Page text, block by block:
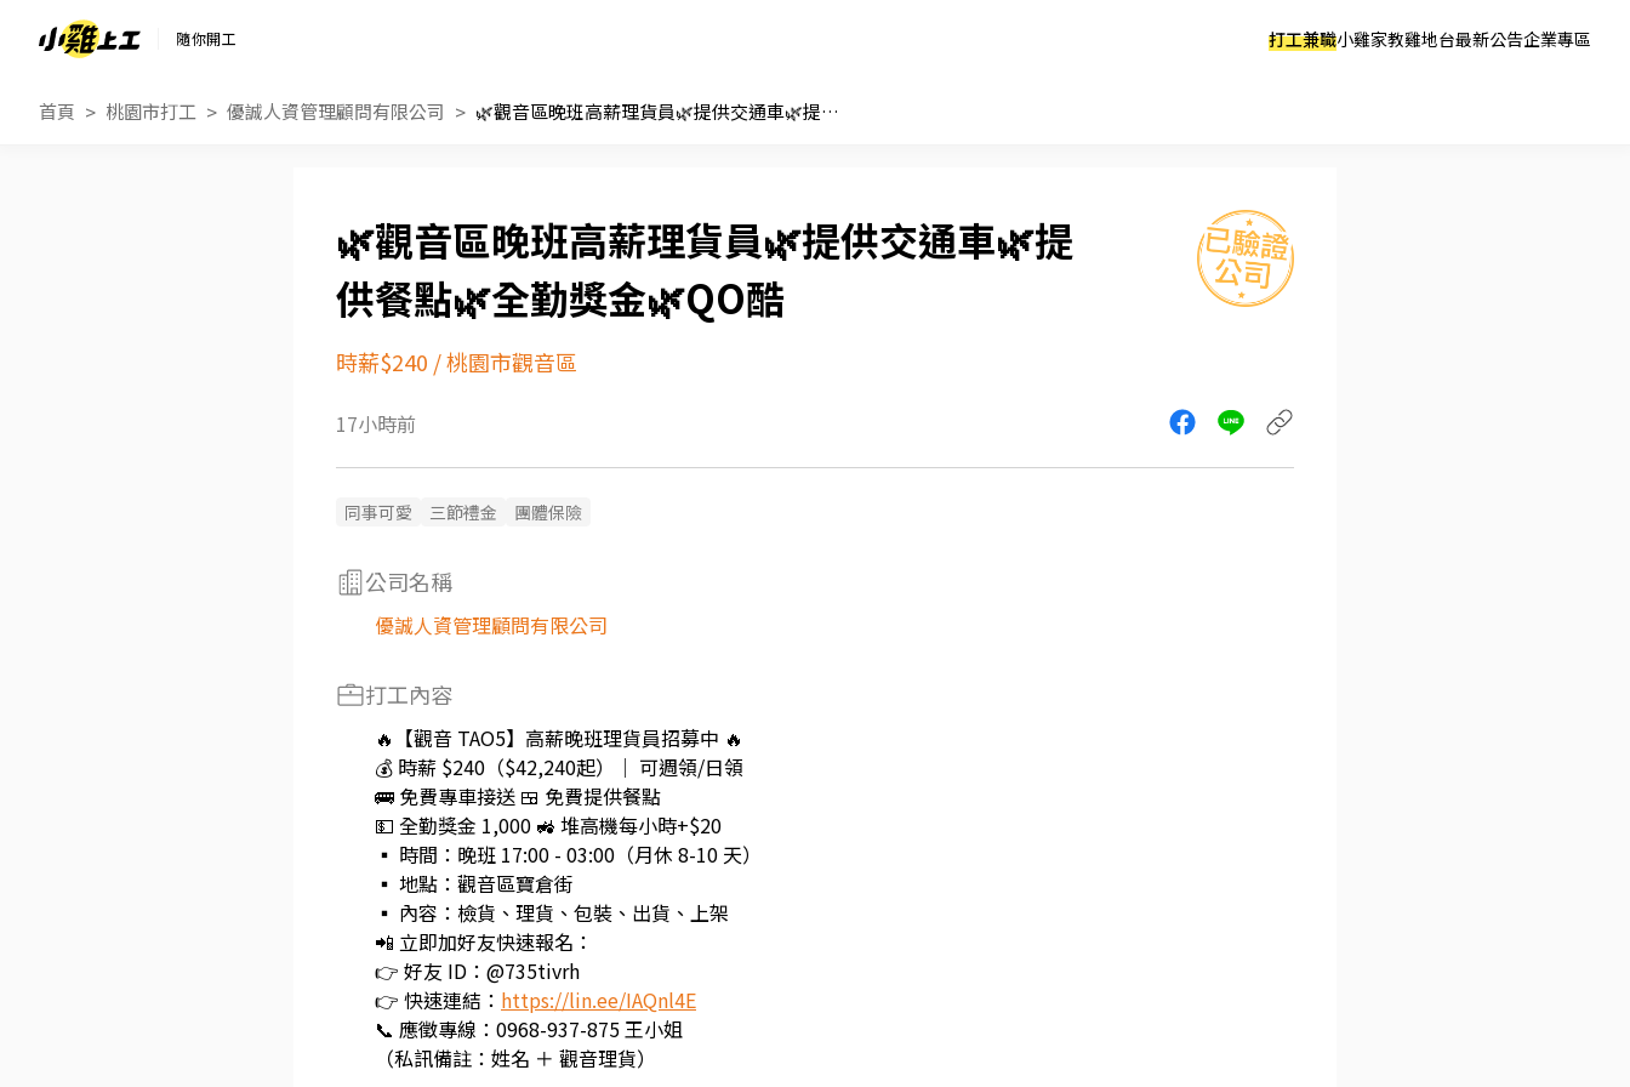
隨你開工 打工兼職小雞家教雞地台最新公告企業專區
首頁 桃園市打工 優誠人資管理顧問有限公司 🌿觀音區晚班高薪理貨員🌿提供交通車🌿提供餐點🌿全勤獎金🌿QO酷
🌿觀音區晚班高薪理貨員🌿提供交通車🌿提
供餐點🌿全勤獎金🌿QO酷
時薪$240 /桃園市觀音區
17小時前
同事可愛 三節禮金 團體保險
公司名稱
優誠人資管理顧問有限公司
打工內容
🔥【觀音 TAO5】高薪晚班理貨員招募中 🔥
💰 時薪 $240（$42,240起）│ 可週領/日領
🚌 免費專車接送 🍱 免費提供餐點
💵 全勤獎金 1,000 🚜 堆高機每小時+$20
▪ 時間：晚班 17:00 - 03:00（月休 8-10 天）
▪ 地點：觀音區寶倉街
▪ 內容：檢貨、理貨、包裝、出貨、上架
📲 立即加好友快速報名：
👉 好友 ID：@735tivrh
👉 快速連結： https://lin.ee/IAQnl4E
📞 應徵專線：0968-937-875 王小姐
（私訊備註：姓名 ＋ 觀音理貨）